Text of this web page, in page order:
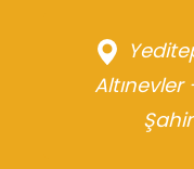
Altınevler